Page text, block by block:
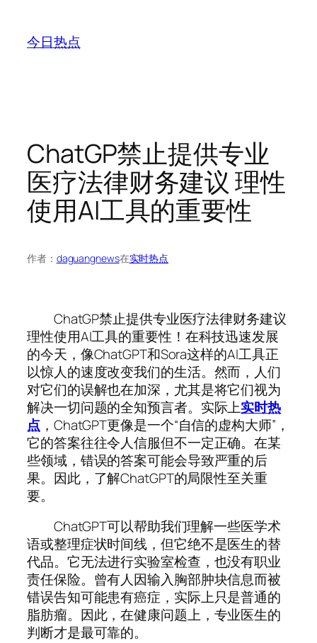
今日热点
ChatGP禁止提供专业
医疗法律财务建议 理性
使用AI工具的重要性
作者： daguangnews在实时热点
ChatGP禁止提供专业医疗法律财务建议
理性使用AI工具的重要性！在科技迅速发展
的今天，像ChatGPT和Sora这样的AI工具正
以惊人的速度改变我们的生活。然而，人们
对它们的误解也在加深，尤其是将它们视为
解决一切问题的全知预言者。实际上实时热
点 ，ChatGPT更像是一个“自信的虚构大师”，
它的答案往往令人信服但不一定正确。在某
些领域，错误的答案可能会导致严重的后
果。因此，了解ChatGPT的局限性至关重
要。
ChatGPT可以帮助我们理解一些医学术
语或整理症状时间线，但它绝不是医生的替
代品。它无法进行实验室检查，也没有职业
责任保险。曾有人因输入胸部肿块信息而被
错误告知可能患有癌症，实际上只是普通的
脂肪瘤。因此，在健康问题上，专业医生的
判断才是最可靠的。